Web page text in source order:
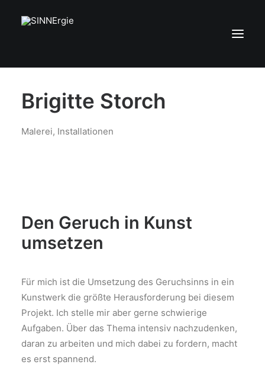
Aktuelles
Search
Brigitte Storch
Malerei, Installationen
Den Geruch in Kunst
umsetzen
Für mich ist die Umsetzung des Geruchsinns in ein
Kunstwerk die größte Herausforderung bei diesem
Projekt. Ich stelle mir aber gerne schwierige
Aufgaben. Über das Thema intensiv nachzudenken,
daran zu arbeiten und mich dabei zu fordern, macht
es erst spannend.